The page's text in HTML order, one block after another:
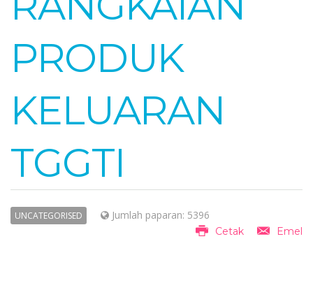
PRODUK
KELUARAN
TGGTI
UNCATEGORISED Jumlah paparan: 5396
Cetak Emel